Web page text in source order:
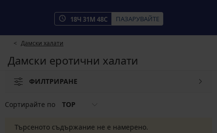
18Ч 31М 47С ПАЗАРУВАЙТЕ
Дамски халати
Дамски еротични халати
ФИЛТРИРАНЕ
Сортирайте по TOP
Търсеното съдържание не е намерено.